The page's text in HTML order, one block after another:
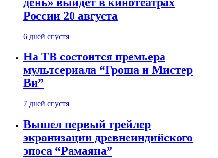
России 20 августа
6 дней спустя
На ТВ состоится премьера
мультсериала “Гроша и Мистер
Ви”
7 дней спустя
Вышел первый трейлер
экранизации древнеиндийского
эпоса “Рамаяна”